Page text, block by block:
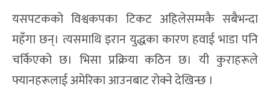
यसपटकको विश्वकपका टिकट अहिलेसम्मकै सबैभन्दा
महँगा छन्। त्यसमाथि इरान युद्धका कारण हवाई भाडा पनि
चर्किएको छ। भिसा प्रक्रिया कठिन छ। यी कुराहरूले
फ्यानहरूलाई अमेरिका आउनबाट रोक्ने देखिन्छ ।